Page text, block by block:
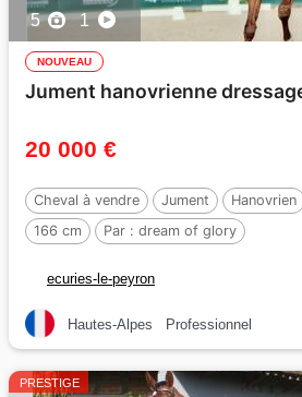
5 1
NOUVEAU
Jument hanovrienne
20 000 €
Cheval à vendre Jument Hanovrien
166 cm
Par : dream of glory
ecuries-le-peyron
Hautes-Alpes Professionnel
PRESTIGE